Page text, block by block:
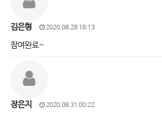
김은형 2020.08.28 18:13
참여완료~
장은지 2020.08.31 00:22